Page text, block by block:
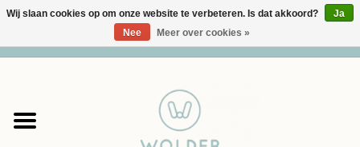
Garens
Wij slaan cookies op om onze website te verbeteren. Is dat akkoord?
Ja
Nee
Meer over cookies »